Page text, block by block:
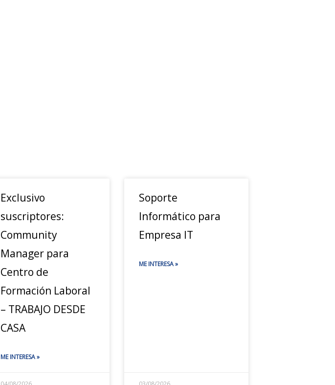
Exclusivo
suscriptores:
Community
Manager para
Centro de
Formación Laboral
– TRABAJO DESDE
CASA
ME INTERESA »
Soporte
Informático para
Empresa IT
ME INTERESA »